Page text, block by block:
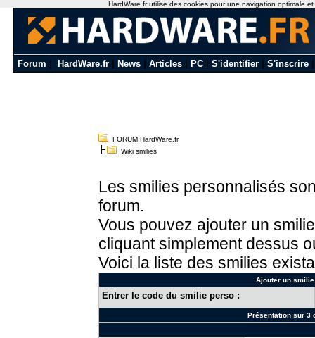
Forum HardWare.fr News Articles PC S'identifier S'inscrire
FORUM HardWare.fr
Wiki smilies
Les smilies personnalisés
forum.
Vous pouvez ajouter un
cliquant simplement dessus
Voici la liste des smilies
Ajouter un
Entrer le code du smilie perso :
Présentation sur 3
HardWare.fr utilise des cookies pour une navigation optimale